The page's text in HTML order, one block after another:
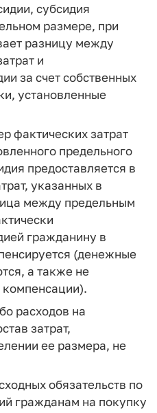
субсидия
размере, при
разницу между
и
за счет собственных
установленные
фактических затрат
предельного
предоставляется в
указанных в
между предельным
гражданину в
(денежные
а также не
расходов на
затрат,
ее размера, не
обязательств по
гражданам на покупку